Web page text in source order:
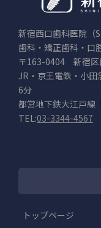
新宿西口歯科医院（
歯科・矯正歯科・口
〒163-0404 新宿区
JR・京王電鉄・小
6分
都営地下鉄大江戸線
TEL:03-3344-4567
トップページ